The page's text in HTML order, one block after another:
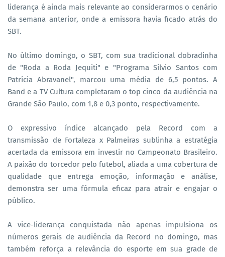
liderança é ainda mais relevante ao considerarmos o cenário
da semana anterior, onde a emissora havia ficado atrás do
SBT.
No último domingo, o SBT, com sua tradicional dobradinha
de "Roda a Roda Jequiti" e "Programa Silvio Santos com
Patrícia Abravanel", marcou uma média de 6,5 pontos. A
Band e a TV Cultura completaram o top cinco da audiência na
Grande São Paulo, com 1,8 e 0,3 ponto, respectivamente.
O expressivo índice alcançado pela Record com a
transmissão de Fortaleza x Palmeiras sublinha a estratégia
acertada da emissora em investir no Campeonato Brasileiro.
A paixão do torcedor pelo futebol, aliada a uma cobertura de
qualidade que entrega emoção, informação e análise,
demonstra ser uma fórmula eficaz para atrair e engajar o
público.
A vice-liderança conquistada não apenas impulsiona os
números gerais de audiência da Record no domingo, mas
também reforça a relevância do esporte em sua grade de